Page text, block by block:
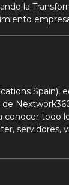
la
Spain),
conocer todo
servidores,